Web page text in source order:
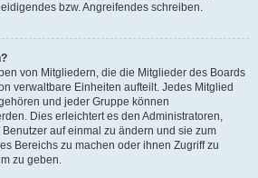
bzw. Angreifendes schreiben.
von Mitgliedern, die die Mitglieder des Boards
verwaltbare Einheiten aufteilt. Jedes Mitglied
und jeder Gruppe können
Dies erleichtert es den Administratoren,
auf einmal zu ändern und sie zum
Bereichs zu machen oder ihnen Zugriff zu
zu geben.